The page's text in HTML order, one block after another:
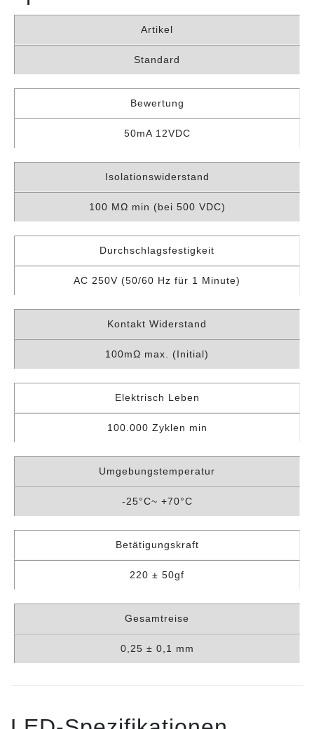
Artikel
Standard
Bewertung
50mA 12VDC
Isolationswiderstand
100 MΩ min (bei 500 VDC)
Durchschlagsfestigkeit
AC 250V (50/60 Hz für 1 Minute)
Kontakt Widerstand
100mΩ max. (Initial)
Elektrisch Leben
100.000 Zyklen min
Umgebungstemperatur
-25°C~ +70°C
Betätigungskraft
220 ± 50gf
Gesamtreise
0,25 ± 0,1 mm